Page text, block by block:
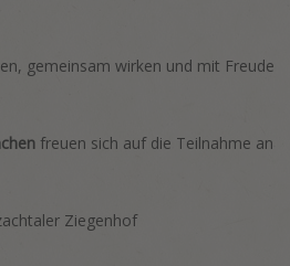
gemeinsam wirken und mit Freude
freuen sich auf die Teilnahme an
Ziegenhof